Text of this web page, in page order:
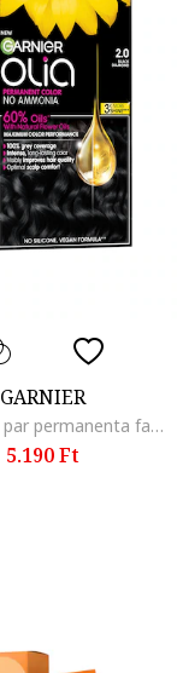
GARNIER
Vopsea de par permanenta fara amoniac Olia 1.0 Night Black, 174 ml, Black Diamond
5.190 Ft